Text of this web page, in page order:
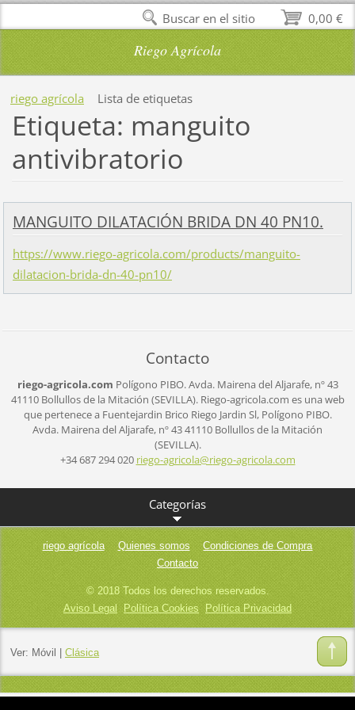
Riego Agrícola
riego agrícola Lista de etiquetas
Etiqueta: manguito
antivibratorio
MANGUITO DILATACIÓN BRIDA DN 40 PN10.
https://www.riego-agricola.com/products/manguito-
dilatacion-brida-dn-40-pn10/
Contacto
riego-agricola.com Polígono PIBO.Avda. Mairena del Aljarafe, nº 43
41110 Bollullos de la Mitación (SEVILLA). Riego-agricola.com es una web
que pertenece a Fuentejardin Brico Riego Jardin Sl,Polígono PIBO.
Avda. Mairena del Aljarafe, nº 4341110 Bollullos de la Mitación
(SEVILLA).
+34 687 294 020 riego-agricola@riego-agricola.com
Categorías
riego agrícola Quienes somos
Condiciones de Compra
Contacto
© 2018 Todos los derechos reservados.
Aviso Legal Política Cookies Política Privacidad
Ver: Móvil Clásica
0,00 €
Buscar en el sitio